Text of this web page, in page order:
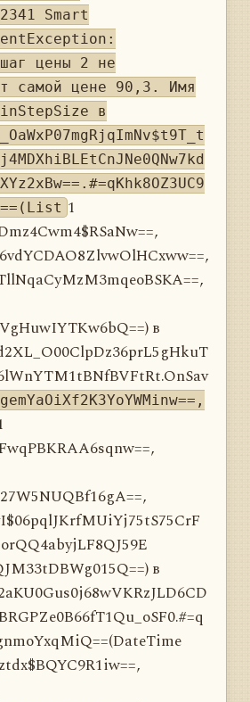
Smart
цены 2 не
самой цене 90,3. Имя
в
1
в
в